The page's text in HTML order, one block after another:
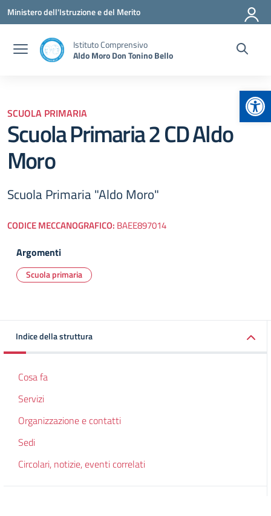
Vai ai contenuti
Vai al menu di navigazione
Vai al footer
Ministero dell'Istruzione e del Merito
Istituto Comprensivo
Aldo Moro Don Tonino Bello
SCUOLA PRIMARIA
Scuola Primaria 2 CD Aldo
Moro
Scuola Primaria "Aldo Moro"
CODICE MECCANOGRAFICO: BAEE897014
Argomenti
Scuola primaria
Indice della struttura
Cosa fa
Servizi
Organizzazione e contatti
Sedi
Circolari, notizie, eventi correlati